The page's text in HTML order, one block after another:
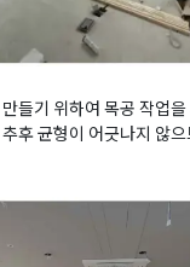
들기 위하여 목공 작업
후 균형이 어긋나지 않